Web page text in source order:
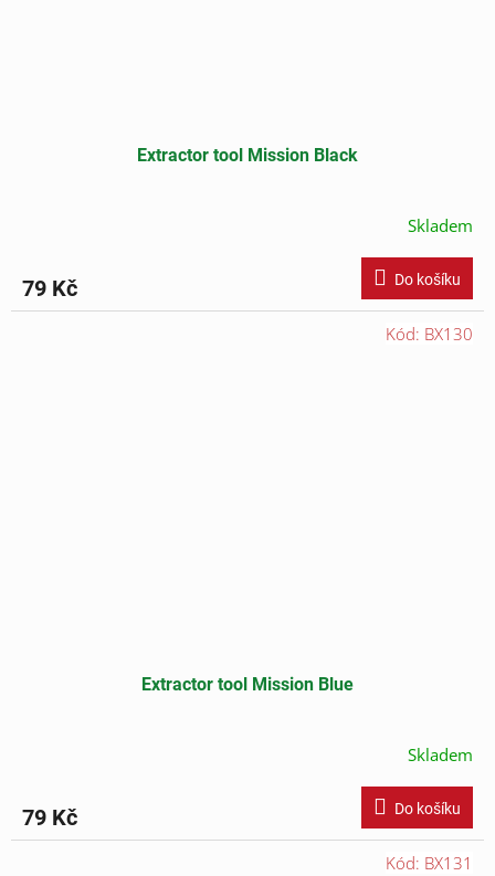
Extractor tool Mission Black
Skladem
79 Kč Do košíku
Extractor tool Mission Blue
Skladem
79 Kč Do košíku
Kód: BX130
Kód: BX131